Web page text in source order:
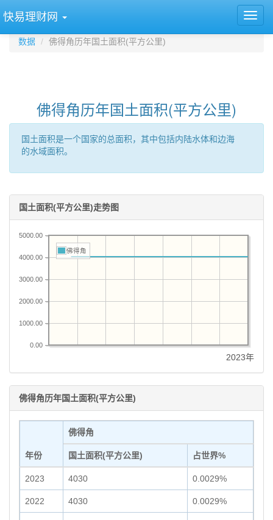
快易理财网
数据 佛得角历年国土面积(平方公里)
佛得角历年国土面积(平方公里)
国土面积是一个国家的总面积，其中包括内陆水体和边海
的水域面积。
国土面积(平方公里)走势图
0.00
1000.00
2000.00
3000.00
4000.00
5000.00
佛得角
2023年
佛得角历年国土面积(平方公里)
年份
佛得角
国土面积(平方公里) 占世界%
2023 4030 0.0029%
2022 4030 0.0029%